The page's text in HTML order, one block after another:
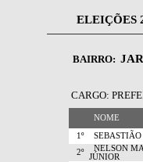
ELEIÇÕES
BAIRRO:
CARGO:
NOME
1º
2º
NELSON
JÚNIOR